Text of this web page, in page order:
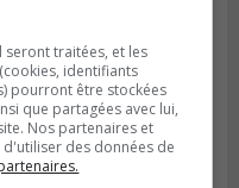
vont participer
Charles-
seront traitées, et les
identifiants
pourront être stockées
que partagées avec lui,
Nos partenaires et
des données de